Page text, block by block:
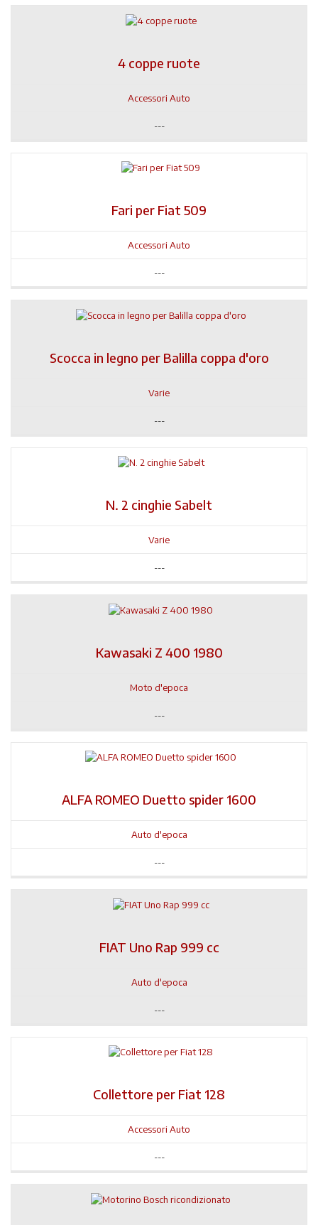
4 coppe ruote
Accessori Auto
---
Fari per Fiat 509
Accessori Auto
---
Scocca in legno per Balilla coppa d'oro
Varie
---
N. 2 cinghie Sabelt
Varie
---
Kawasaki Z 400 1980
Moto d'epoca
---
ALFA ROMEO Duetto spider 1600
Auto d'epoca
---
FIAT Uno Rap 999 cc
Auto d'epoca
---
Collettore per Fiat 128
Accessori Auto
---